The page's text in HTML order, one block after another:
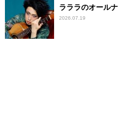
ラララのオール
2026.07.19